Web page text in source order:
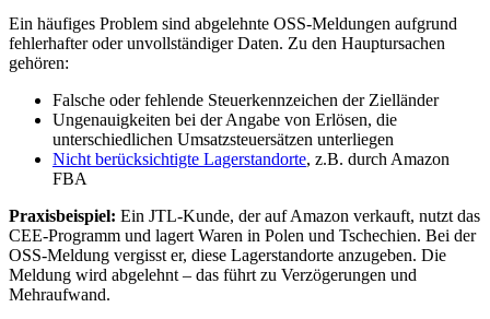
Ein häufiges Problem sind abgelehnte OSS-Meldungen aufgrund
fehlerhafter oder unvollständiger Daten. Zu den Hauptursachen
gehören:
Falsche oder fehlende Steuerkennzeichen der Zielländer
Ungenauigkeiten bei der Angabe von Erlösen, die
unterschiedlichen Umsatzsteuersätzen unterliegen
Nicht berücksichtigte Lagerstandorte, z.B. durch Amazon
FBA
Praxisbeispiel: Ein JTL-Kunde, der auf Amazon verkauft, nutzt das
CEE-Programm und lagert Waren in Polen und Tschechien. Bei der
OSS-Meldung vergisst er, diese Lagerstandorte anzugeben. Die
Meldung wird abgelehnt – das führt zu Verzögerungen und
Mehraufwand.